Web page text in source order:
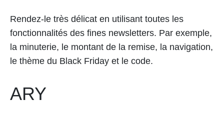
Rendez-le très délicat en utilisant toutes les
fonctionnalités des fines newsletters. Par exemple,
la minuterie, le montant de la remise, la navigation,
le thème du Black Friday et le code.
ARY